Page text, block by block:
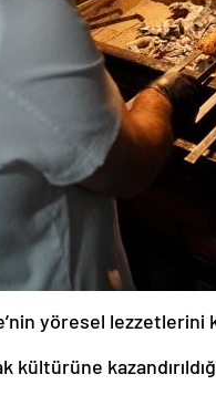
yöresel lezzetlerini
kültürüne